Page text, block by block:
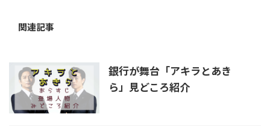
関連記事
銀行が舞台「アキラとあき
ら」見どころ紹介